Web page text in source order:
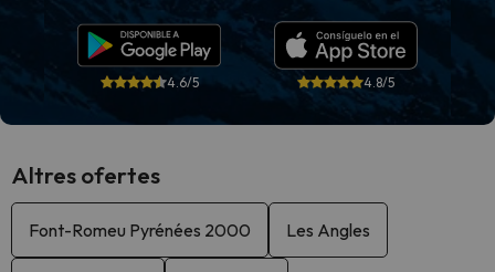
4.6/5 4.8/5
Altres ofertes
Font-Romeu Pyrénées 2000 Les Angles